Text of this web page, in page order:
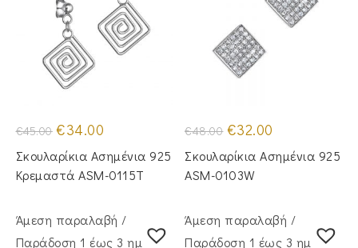
€45.00 Original
price
was:
€45.00.
€34.00
τιμή
είναι:
€34.00.
Σκουλαρίκια Ασημένια 925
Κρεμαστά ASM-0115T
€48.00 Original
price
was:
€48.00.
€32.00
τιμή
είναι:
Σκουλαρίκια Ασημένια 925
ASM-0103W
Άμεση παραλαβή /
Παράδoση 1 έως 3 ημέρες
Άμεση παραλαβή /
Παράδoση 1 έως 3 ημέρες